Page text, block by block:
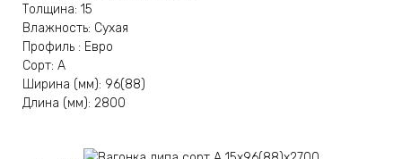
Толщина: 15
Влажность: Сухая
Профиль : Евро
Сорт: А
Ширина (мм): 96(88)
Длина (мм): 2800